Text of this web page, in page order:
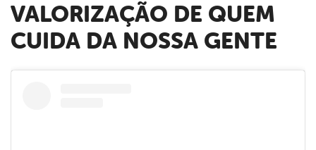
VALORIZAÇÃO DE QUEM
CUIDA DA NOSSA GENTE